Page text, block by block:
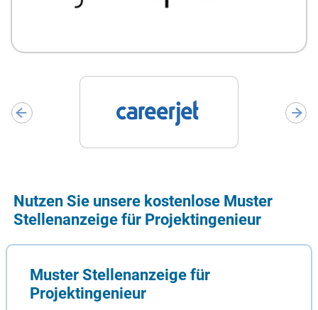
Nutzen Sie unsere kostenlose Muster
Stellenanzeige für Projektingenieur
Muster Stellenanzeige für
Projektingenieur